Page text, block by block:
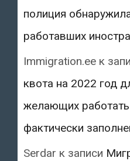
полиция
работавших
Immigration.ee к
квота на 2022 год
желающих
фактически
Serdar к записи